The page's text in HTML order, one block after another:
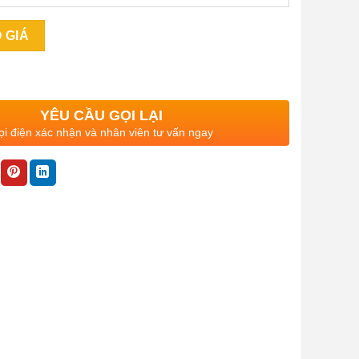
YÊU CẦU GỌI LẠI
điện xác nhận và nhân viên tư vấn ngay